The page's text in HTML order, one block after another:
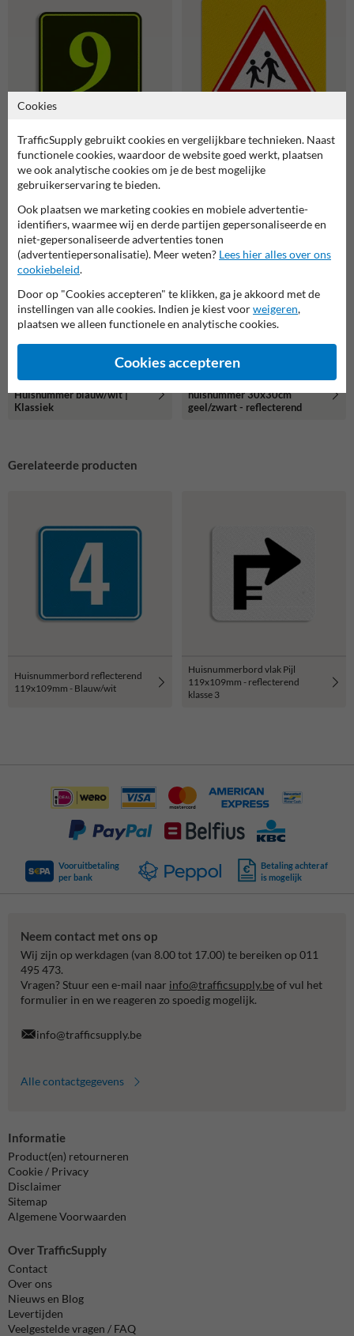
Container sticker
Huisnummer Zwart/Geel-
Groen | Klassiek
GFT bak sticker reflecterend
350x350mm - Opgepast
Container sticker
Huisnummer blauw/wit |
Klassiek
Container sticker
huisnummer 30x30cm
geel/zwart - reflecterend
Gerelateerde producten
Huisnummerbord reflecterend
119x109mm - Blauw/wit
Huisnummerbord vlak Pijl
119x109mm - reflecterend
klasse 3
Vooruitbetaling
per bank
Betaling achteraf
is mogelijk
Neem contact met ons op
Wij zijn op werkdagen (van 8.00 tot 17.00) te bereiken op 011
495 473.
Vragen? Stuur een e-mail naar info@trafficsupply.beof vul het
formulier in en we reageren zo spoedig mogelijk.
info@trafficsupply.be
Alle contactgegevens
Informatie
Product(en) retourneren
Cookie / Privacy
Disclaimer
Sitemap
Algemene Voorwaarden
Over TrafficSupply
Contact
Over ons
Nieuws en Blog
Levertijden
Veelgestelde vragen / FAQ
Cookies
TrafficSupply gebruikt cookies en vergelijkbare technieken. Naast
functionele cookies, waardoor de website goed werkt, plaatsen
we ook analytische cookies om je de best mogelijke
gebruikerservaring te bieden.
Ook plaatsen we marketing cookies en mobiele advertentie-
identifiers, waarmee wij en derde partijen gepersonaliseerde en
niet-gepersonaliseerde advertenties tonen
(advertentiepersonalisatie). Meer weten? Lees hier alles over ons
cookiebeleid.
Door op "Cookies accepteren" te klikken, ga je akkoord met de
instellingen van alle cookies. Indien je kiest voorweigeren,
plaatsen we alleen functionele en analytische cookies.
Cookies accepteren